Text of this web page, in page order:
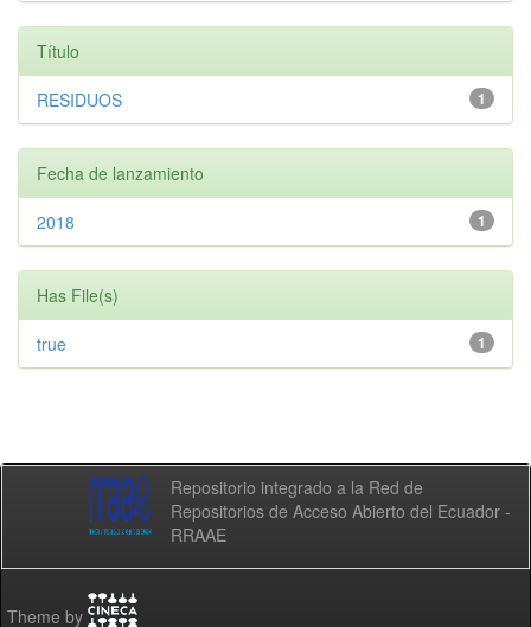
Título
1
RESIDUOS
Fecha de lanzamiento
1
2018
Has File(s)
1
true
Repositorio integrado a la Red de
Repositorios de Acceso Abierto del Ecuador -
RRAAE
Theme by